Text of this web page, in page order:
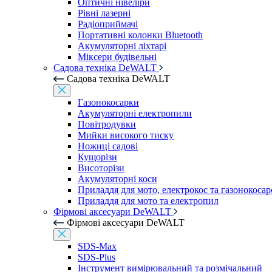
Оптичні нівеліри
Рівні лазерні
Радіоприймачі
Портативні колонки Bluetooth
Акумуляторні ліхтарі
Міксери будівельні
Садова техніка DeWALT
Садова техніка DeWALT
Газонокосарки
Акумуляторні електропили
Повітродувки
Мийки високого тиску
Ножиці садові
Кущорізи
Висоторізи
Акумуляторні коси
Приладдя для мото, електрокос та
Приладдя для мото та електропил
Фірмові аксесуари DeWALT
Фірмові аксесуари DeWALT
SDS-Max
SDS-Plus
Інструмент вимірювальний та розмічальний